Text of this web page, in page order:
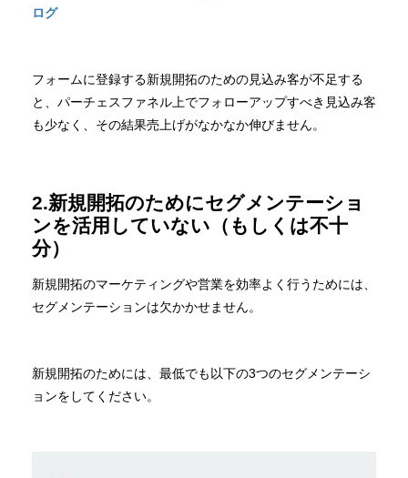
ログ
フォームに登録する新規開拓のための見込み客が不足する
と、パーチェスファネル上でフォローアップすべき見込み客
も少なく、その結果売上げがなかなか伸びません。
2.新規開拓のためにセグメンテーショ
ンを活用していない（もしくは不十
分）
新規開拓のマーケティングや営業を効率よく行うためには、
セグメンテーションは欠かかせません。
新規開拓のためには、最低でも以下の3つのセグメンテーシ
ョンをしてください。